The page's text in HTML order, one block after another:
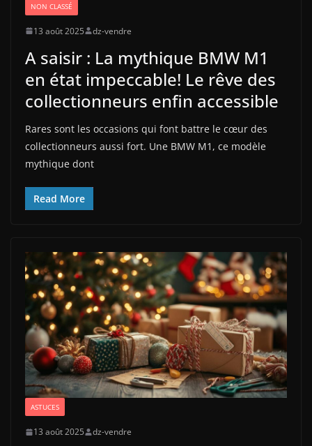
NON CLASSÉ
13 août 2025 dz-vendre
A saisir : La mythique BMW M1
en état impeccable! Le rêve des
collectionneurs enfin accessible
Rares sont les occasions qui font battre le cœur des
collectionneurs aussi fort. Une BMW M1, ce modèle
mythique dont
Read More
ASTUCES
13 août 2025 dz-vendre